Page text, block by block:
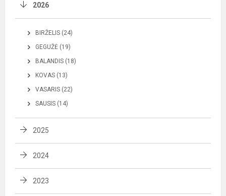
2026
BIRŽELIS (24)
GEGUŽĖ (19)
BALANDIS (18)
KOVAS (13)
VASARIS (22)
SAUSIS (14)
2025
2024
2023